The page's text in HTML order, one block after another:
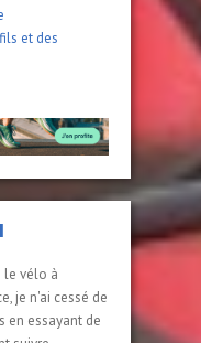
et des
le vélo à
je n'ai cessé de
en essayant de